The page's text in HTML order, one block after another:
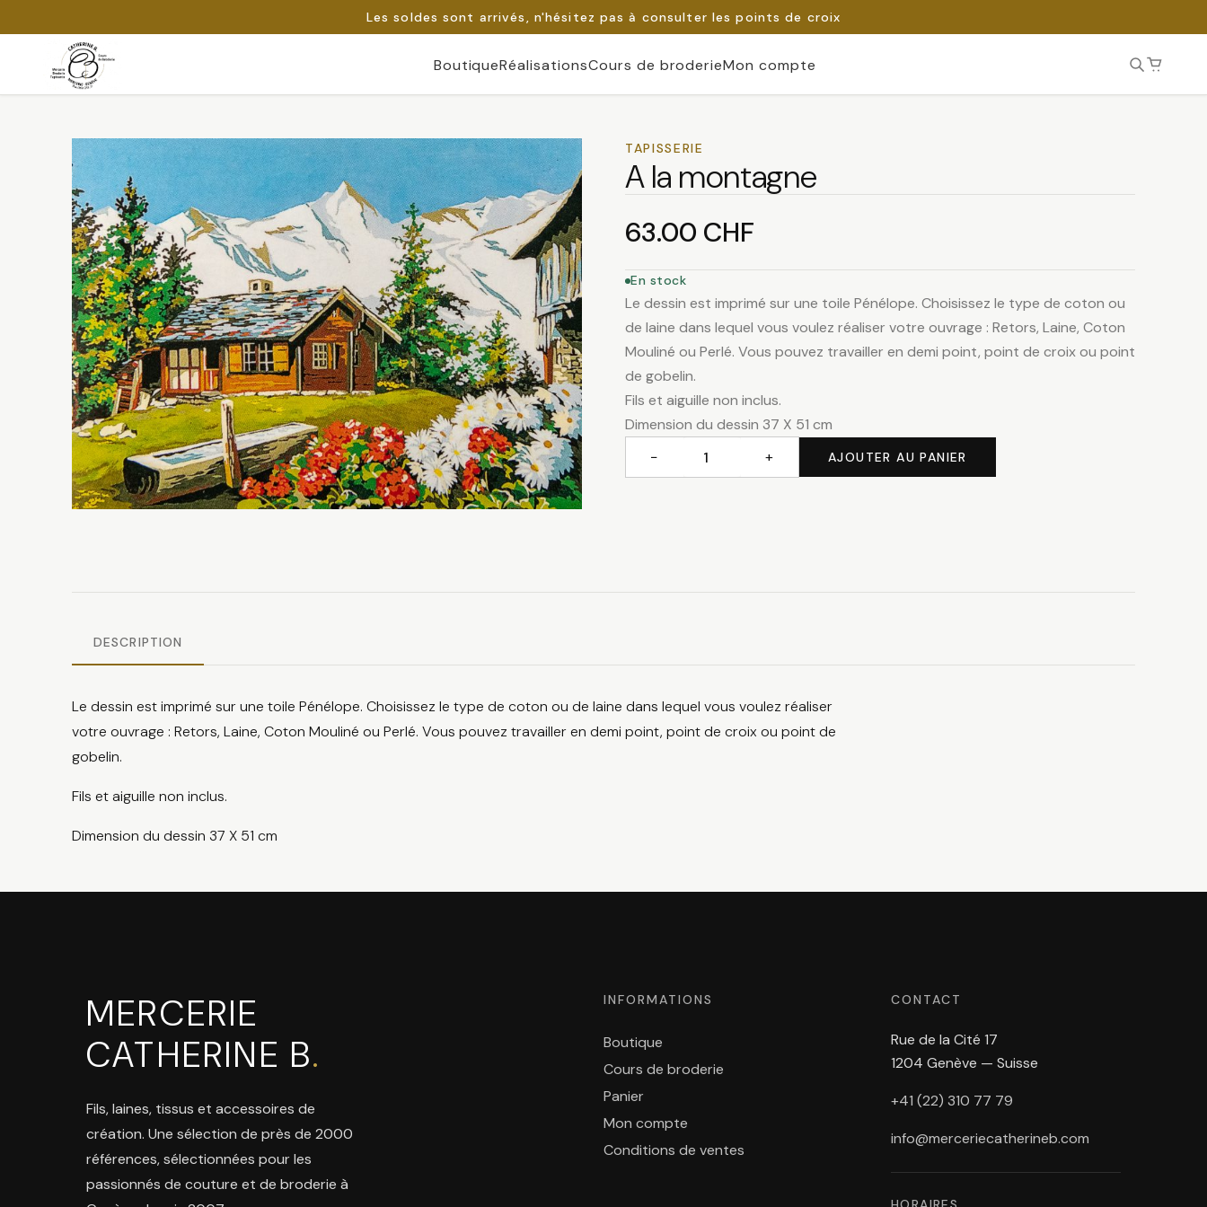
Les soldes sont arrivés, n'hésitez pas à consulter les points de croix
Passer
BoutiqueRéalisationsCours de broderieMon compte
TAPISSERIE
A la montagne
63.00 CHF
En stock
Le dessin est imprimé sur une toile Pénélope. Choisissez le type de coton ou
de laine dans lequel vous voulez réaliser votre ouvrage : Retors, Laine, Coton
Mouliné ou Perlé. Vous pouvez travailler en demi point, point de croix ou point
de gobelin.
Fils et aiguille non inclus.
Dimension du dessin 37 X 51 cm
− + AJOUTER AU PANIER
DESCRIPTION
Le dessin est imprimé sur une toile Pénélope. Choisissez le type de coton ou de laine dans lequel vous voulez réaliser
votre ouvrage : Retors, Laine, Coton Mouliné ou Perlé. Vous pouvez travailler en demi point, point de croix ou point de
gobelin.
Fils et aiguille non inclus.
Dimension du dessin 37 X 51 cm
MERCERIE
CATHERINE B.
Fils, laines, tissus et accessoires de
création. Une sélection de près de 2000
références, sélectionnées pour les
passionnés de couture et de broderie à
INFORMATIONS
Boutique
Cours de broderie
Panier
Mon compte
Conditions de ventes
CONTACT
Rue de la Cité 17
1204 Genève — Suisse
+41 (22) 310 77 79
info@merceriecatherineb.com